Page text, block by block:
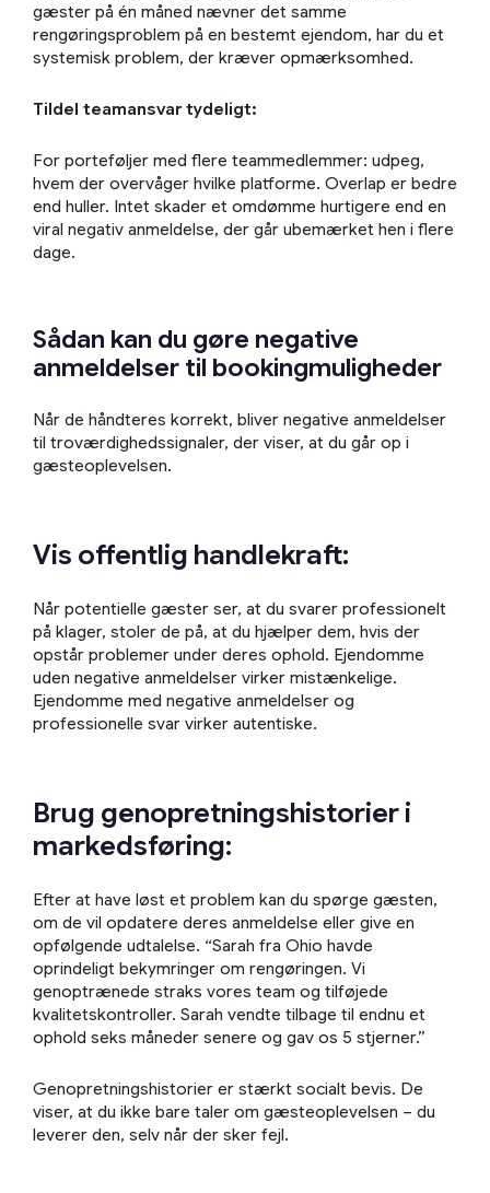
gæster på én måned nævner det samme
rengøringsproblem på en bestemt ejendom, har du et
systemisk problem, der kræver opmærksomhed.
Tildel teamansvar tydeligt:
For porteføljer med flere teammedlemmer: udpeg,
hvem der overvåger hvilke platforme. Overlap er bedre
end huller. Intet skader et omdømme hurtigere end en
viral negativ anmeldelse, der går ubemærket hen i flere
dage.
Sådan kan du gøre negative
anmeldelser til bookingmuligheder
Når de håndteres korrekt, bliver negative anmeldelser
til troværdighedssignaler, der viser, at du går op i
gæsteoplevelsen.
Vis offentlig handlekraft:
Når potentielle gæster ser, at du svarer professionelt
på klager, stoler de på, at du hjælper dem, hvis der
opstår problemer under deres ophold. Ejendomme
uden negative anmeldelser virker mistænkelige.
Ejendomme med negative anmeldelser og
professionelle svar virker autentiske.
Brug genopretningshistorier i
markedsføring:
Efter at have løst et problem kan du spørge gæsten,
om de vil opdatere deres anmeldelse eller give en
opfølgende udtalelse. “Sarah fra Ohio havde
oprindeligt bekymringer om rengøringen. Vi
genoptrænede straks vores team og tilføjede
kvalitetskontroller. Sarah vendte tilbage til endnu et
ophold seks måneder senere og gav os 5 stjerner.”
Genopretningshistorier er stærkt socialt bevis. De
viser, at du ikke bare taler om gæsteoplevelsen – du
leverer den, selv når der sker fejl.